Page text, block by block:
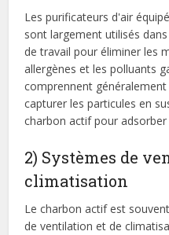
Les purificateurs d'air
sont largement utilisés
de travail pour éliminer les
allergènes et les polluants
comprennent
capturer les particules en
charbon actif pour adsorber
2) Systèmes de
climatisation
Le charbon actif est
de ventilation et de